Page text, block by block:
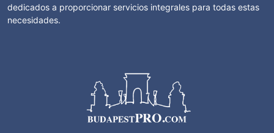
dedicados a proporcionar servicios integrales para todas estas
necesidades.